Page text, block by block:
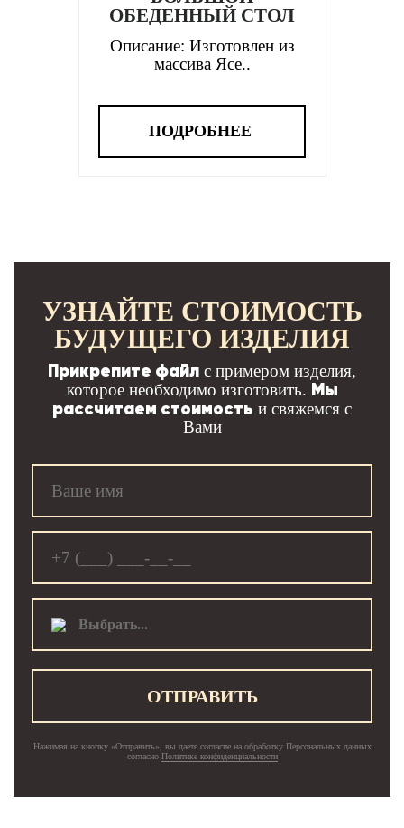
ОБЕДЕННЫЙ СТОЛ
Описание: Изготовлен из
массива Ясе..
ПОДРОБНЕЕ
УЗНАЙТЕ СТОИМОСТЬ
БУДУЩЕГО ИЗДЕЛИЯ
Прикрепите файл с примером изделия,
которое необходимо изготовить. Мы
рассчитаем стоимость и свяжемся с
Вами
Выбрать...
ОТПРАВИТЬ
Нажимая на кнопку «Отправить», вы даете согласие на обработку Персональных данных
согласно Политике конфиденциальности